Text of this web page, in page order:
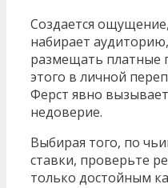
Создается
набирает
размещать платные
этого в личной
Ферст явно
недоверие.
Выбирая того, по
ставки, проверьте
только достойным